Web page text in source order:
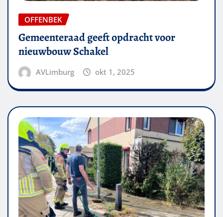
OFFENBEK
Gemeenteraad geeft opdracht voor
nieuwbouw Schakel
AVLimburg okt 1, 2025